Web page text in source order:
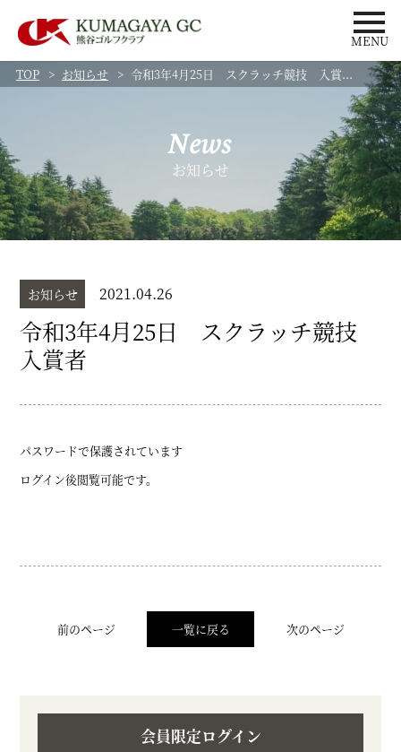
MENU
TOP
お知らせ 令和3年4月25日 スクラッチ競技 入賞...
News
お知らせ
お知らせ 2021.04.26
令和3年4月25日 スクラッチ競技
入賞者
パスワードで保護されています
ログイン後閲覧可能です。
前のページ 一覧に戻る 次のページ
会員限定ログイン